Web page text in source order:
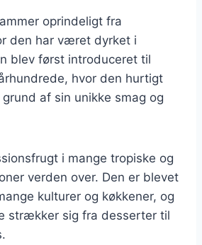
oprindeligt fra
den har været dyrket i
blev først introduceret til
hvor den hurtigt
af sin unikke smag og
i mange tropiske og
verden over. Den er blevet
kulturer og køkkener, og
strækker sig fra desserter til